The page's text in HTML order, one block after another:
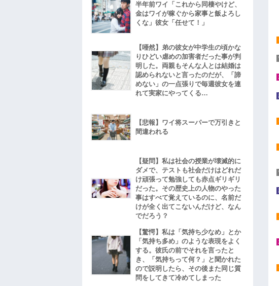
半年前ワイ「これから同棲やけど、
金はワイが稼ぐから家事と飯よろし
くな」彼女「任せて！」
【唖然】弟の彼女が中学生の頃かな
りひどい虐めの加害者だった事が判
明した。両親もそんな人とは結婚は
認められないと言ったのだが、「諦
めない」の一点張りで毎週彼女を連
れて実家にやってくる…
【悲報】ワイ将スーパーで万引きと
間違われる
【疑問】私は社会の授業が壊滅的に
ダメで、テストも社会だけはどれだ
け頑張って勉強しても赤点ギリギリ
だった。その歴史上の人物のやった
事はすべて覚えているのに、名前だ
けが全く出てこないんだけど、なん
でだろう？
【驚愕】私は「気持ち少なめ」とか
「気持ち多め」のような表現をよく
する。彼氏の前でそれを言ったと
き、「気持ちって何？」と聞かれた
ので説明したら、その後また同じ質
問をしてきて冷めてしまった